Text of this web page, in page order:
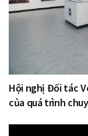
Hội nghị Đối tác
của quá trình